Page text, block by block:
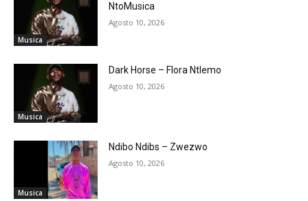
Musica
NtoMusica
Agosto 10, 2026
Musica
Dark Horse – Flora Ntlemo
Agosto 10, 2026
Musica
Ndibo Ndibs – Zwezwo
Agosto 10, 2026